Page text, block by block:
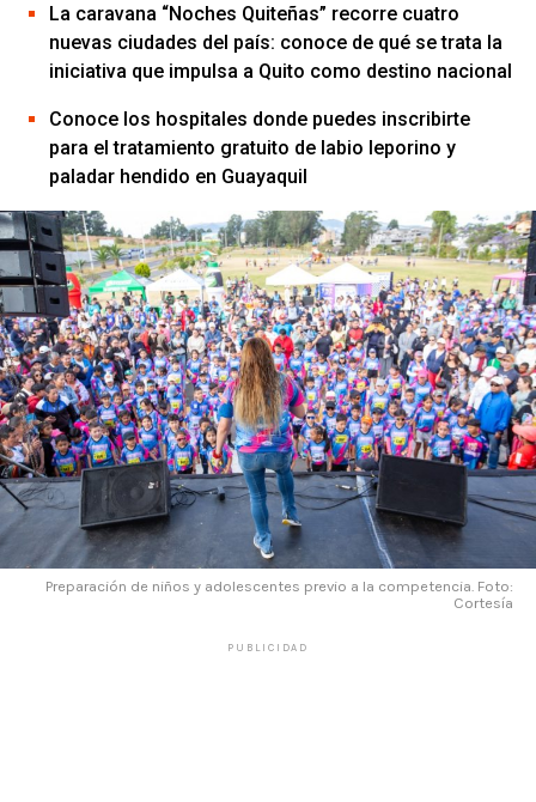
La caravana “Noches Quiteñas” recorre cuatro
nuevas ciudades del país: conoce de qué se trata la
iniciativa que impulsa a Quito como destino nacional
Conoce los hospitales donde puedes inscribirte
para el tratamiento gratuito de labio leporino y
paladar hendido en Guayaquil
Preparación de niños y adolescentes previo a la competencia. Foto:
Cortesía
PUBLICIDAD